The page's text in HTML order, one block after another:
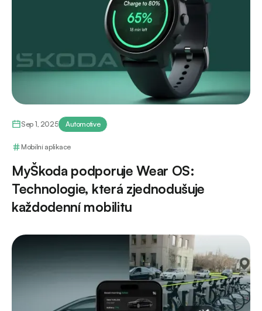
Sep 1, 2025 Automotive
Mobilní aplikace
MyŠkoda podporuje Wear OS:
Technologie, která zjednodušuje
každodenní mobilitu